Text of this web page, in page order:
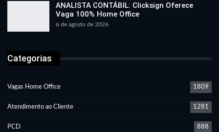
ANALISTA CONTÁBIL: Clicksign Oferece
Vaga 100% Home Office
6 de agosto de 2026
Categorias
Vagas Home Office 1809
Atendimento ao Cliente 1281
PCD 888